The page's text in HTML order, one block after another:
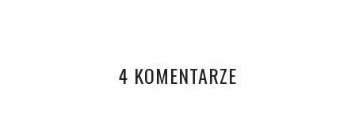
4 KOMENTARZE